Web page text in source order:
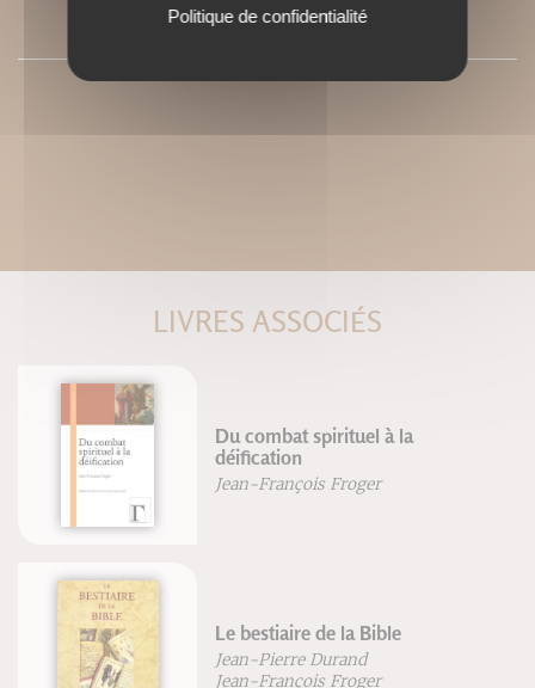
SOMMAIRE
LIVRES ASSOCIÉS
Du combat spirituel à la
déification
Jean-François Froger
Le bestiaire de la Bible
Jean-Pierre Durand
Jean-François Froger
Politique de confidentialité